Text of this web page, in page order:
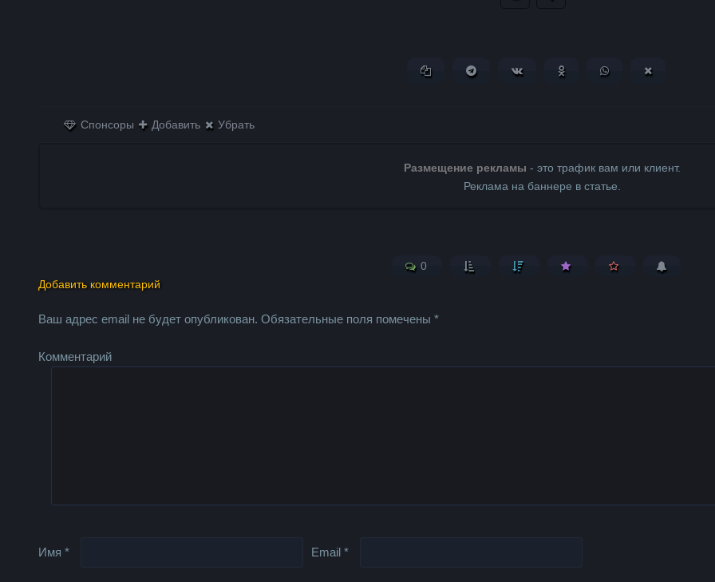
Копировать ссылкуПоделиться в Telegram
Поделиться ВКонтакте
Поделиться вПоделиться в
Спонсоры Добавить Убрать
Размещение рекламы - это трафик вам или клиент.
Реклама на баннере в статье.
0
Добавить комментарий
Ваш адрес email не будет опубликован. Обязательные поля помечены*
Комментарий
Имя* Email*